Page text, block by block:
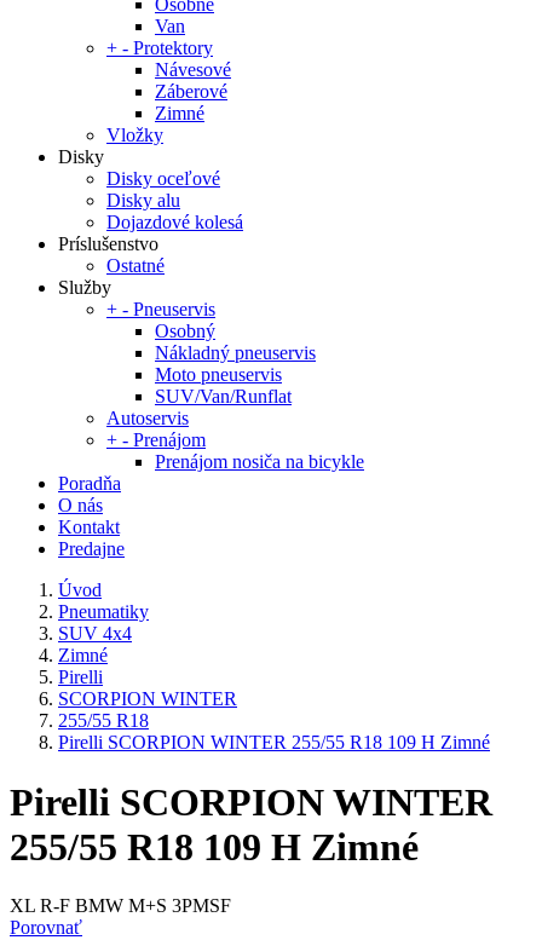
Osobné
Van
+ - Protektory
Návesové
Záberové
Zimné
Vložky
Disky
Disky oceľové
Disky alu
Dojazdové kolesá
Príslušenstvo
Ostatné
Služby
+ - Pneuservis
Osobný
Nákladný pneuservis
Moto pneuservis
SUV/Van/Runflat
Autoservis
+ - Prenájom
Prenájom nosiča na bicykle
Poradňa
O nás
Kontakt
Predajne
Úvod
Pneumatiky
SUV 4x4
Zimné
Pirelli
SCORPION WINTER
255/55 R18
Pirelli SCORPION WINTER 255/55 R18 109 H Zimné
Pirelli SCORPION WINTER
255/55 R18 109 H Zimné
XL R-F BMW M+S 3PMSF
Porovnať